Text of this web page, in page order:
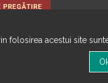
folosirea acestui site